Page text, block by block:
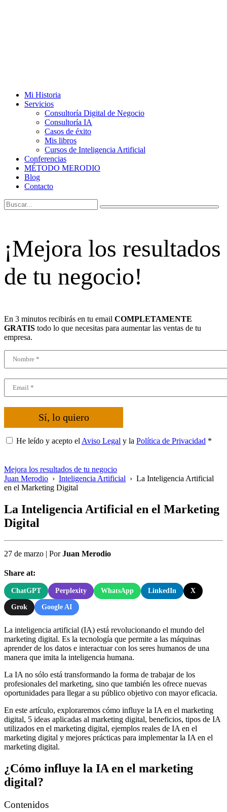
Mi Historia
Servicios
Consultoría Digital de Negocio
Consultoría IA
Casos de éxito
Mis libros
Cursos de Inteligencia Artificial
Conferencias
MÉTODO MERODIO
Blog
Contacto
¡Mejora los resultados
de tu negocio!
En 3 minutos recibirás en tu email COMPLETAMENTE
GRATIS todo lo que necesitas para aumentar las ventas de tu
empresa.
Sí, lo quiero
He leído y acepto el Aviso Legal y la Política de Privacidad *
Mejora los resultados de tu negocio
Juan Merodio › Inteligencia Artificial › La Inteligencia Artificial
en el Marketing Digital
La Inteligencia Artificial en el Marketing
Digital
27 de marzo | PorJuan Merodio
Share at:
ChatGPT Perplexity WhatsApp LinkedIn X
Grok Google AI
La inteligencia artificial (IA) está revolucionando el mundo del
marketing digital. Es la tecnología que permite a las máquinas
aprender de los datos e interactuar con los seres humanos de una
manera que imita la inteligencia humana.
La IA no sólo está transformando la forma de trabajar de los
profesionales del marketing, sino que también les ofrece nuevas
oportunidades para llegar a su público objetivo con mayor eficacia.
En este artículo, exploraremos cómo influye la IA en el marketing
digital, 5 ideas aplicadas al marketing digital, beneficios, tipos de IA
utilizados en el marketing digital, ejemplos reales de IA en el
marketing digital y mejores prácticas para implementar la IA en el
marketing digital.
¿Cómo influye la IA en el marketing
digital?
Contenidos